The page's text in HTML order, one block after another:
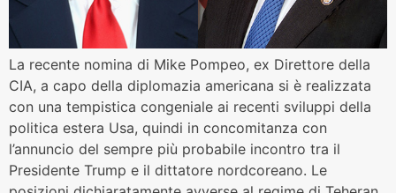
La recente nomina di Mike Pompeo, ex Direttore della
CIA, a capo della diplomazia americana si è realizzata
con una tempistica congeniale ai recenti sviluppi della
politica estera Usa, quindi in concomitanza con
l’annuncio del sempre più probabile incontro tra il
Presidente Trump e il dittatore nordcoreano. Le